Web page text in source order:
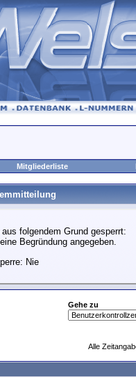
Mitgliederliste
folgendem Grund gesperrt:
Begründung angegeben.
Nie
Gehe zu
Alle